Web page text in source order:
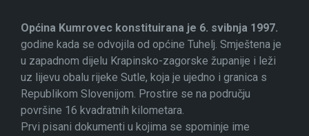
Općina Kumrovec konstituirana je 6. svibnja 1997.
godine kada se odvojila od općine Tuhelj. Smještena je
u zapadnom dijelu Krapinsko-zagorske županije i leži
uz lijevu obalu rijeke Sutle, koja je ujedno i granica s
Republikom Slovenijom. Prostire se na području
površine 16 kvadratnih kilometara.
Prvi pisani dokumenti u kojima se spominje ime